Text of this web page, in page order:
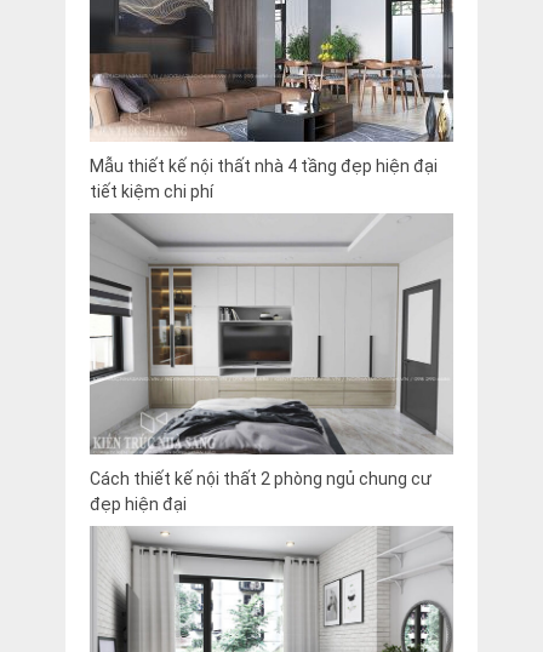
Mẫu thiết kế nội thất nhà 4 tầng đẹp hiện đại
tiết kiệm chi phí
Cách thiết kế nội thất 2 phòng ngủ chung cư
đẹp hiện đại